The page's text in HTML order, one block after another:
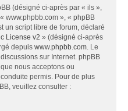
(désigné ci-après par « ils »,
www.phpbb.com », « phpBB
un script libre de forum, déclaré
License v2 » (désigné ci-après
depuis www.phpbb.com. Le
sur Internet. phpBB
nous acceptons ou
permis. Pour de plus
veuillez consulter :